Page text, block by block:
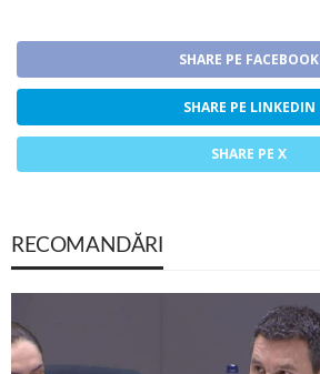
SHARE PE FACEBOOK
SHARE PE LINKEDIN
SHARE PE X
RECOMANDĂRI